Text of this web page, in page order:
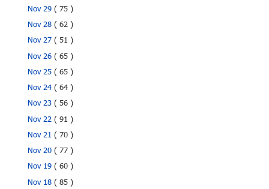
Nov 29( 75 )
Nov 28( 62 )
Nov 27( 51 )
Nov 26( 65 )
Nov 25( 65 )
Nov 24( 64 )
Nov 23( 56 )
Nov 22( 91 )
Nov 21( 70 )
Nov 20( 77 )
Nov 19( 60 )
Nov 18( 85 )